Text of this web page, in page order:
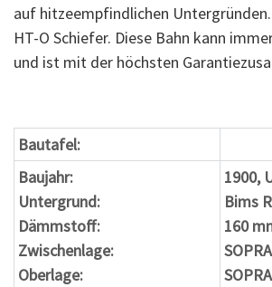
auf hitzeempfindlichen
HT-O Schiefer. Diese Bahn kann
und ist mit der höchsten
Bautafel:
Baujahr:
Untergrund:
Dämmstoff:
Zwischenlage:
Oberlage:
1900,
Bims
160